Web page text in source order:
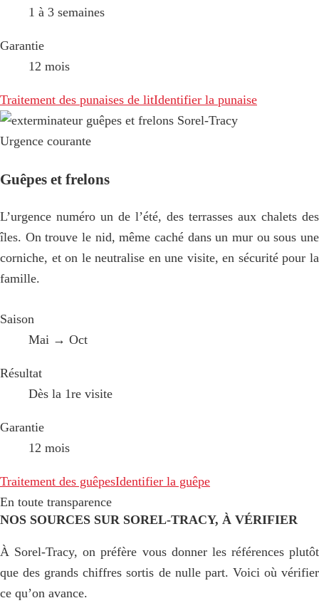
1 à 3 semaines
Garantie
12 mois
Traitement des punaises de litIdentifier la punaise
Urgence courante
Guêpes et frelons
L’urgence numéro un de l’été, des terrasses aux chalets des
îles. On trouve le nid, même caché dans un mur ou sous une
corniche, et on le neutralise en une visite, en sécurité pour la
famille.
Saison
Mai → Oct
Résultat
Dès la 1re visite
Garantie
12 mois
Traitement des guêpesIdentifier la guêpe
En toute transparence
NOS SOURCES SUR SOREL-TRACY, À VÉRIFIER
À Sorel-Tracy, on préfère vous donner les références plutôt
que des grands chiffres sortis de nulle part. Voici où vérifier
ce qu’on avance.